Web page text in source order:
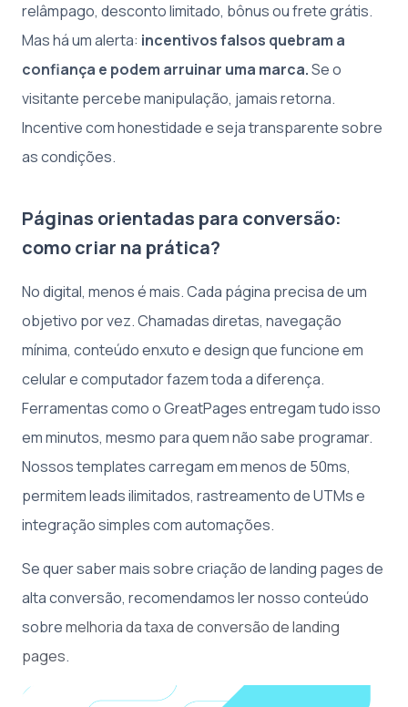
relâmpago, desconto limitado, bônus ou frete grátis.
Mas há um alerta: incentivos falsos quebram a
confiança e podem arruinar uma marca.Se o
visitante percebe manipulação, jamais retorna.
Incentive com honestidade e seja transparente sobre
as condições.
Páginas orientadas para conversão:
como criar na prática?
No digital, menos é mais. Cada página precisa de um
objetivo por vez. Chamadas diretas, navegação
mínima, conteúdo enxuto e design que funcione em
celular e computador fazem toda a diferença.
Ferramentas como o GreatPages entregam tudo isso
em minutos, mesmo para quem não sabe programar.
Nossos templates carregam em menos de 50ms,
permitem leads ilimitados, rastreamento de UTMs e
integração simples com automações.
Se quer saber mais sobre criação de landing pages de
alta conversão, recomendamos ler nosso conteúdo
sobremelhoria da taxa de conversão de landing
pages.